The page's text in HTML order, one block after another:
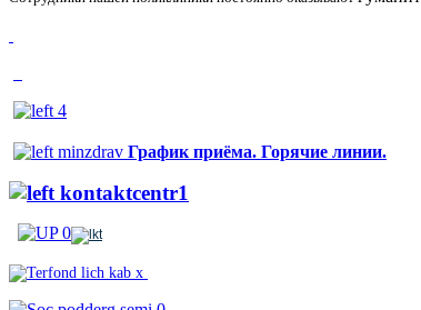
График приёма. Горячие линии.